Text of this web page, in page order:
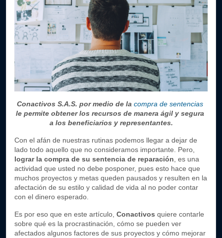
Conactivos S.A.S. por medio de la compra de sentencias
le permite obtener los recursos de manera ágil y segura
a los beneficiarios y representantes.
Con el afán de nuestras rutinas podemos llegar a dejar de
lograr la compra de su sentencia de reparación , es una
actividad que usted no debe posponer, pues esto hace que
muchos proyectos y metas queden pausados y resulten en la
afectación de su estilo y calidad de vida al no poder contar
con el dinero esperado.
Es por eso que en este artículo, Conactivos quiere contarle
sobre qué es la procrastinación, cómo se pueden ver
afectados algunos factores de sus proyectos y cómo mejorar